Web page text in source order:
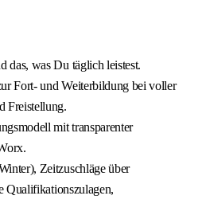
das, was Du täglich leistest.
Fort- und Weiterbildung bei voller
Freistellung.
mit transparenter
Zeitzuschläge über
Qualifikationszulagen,